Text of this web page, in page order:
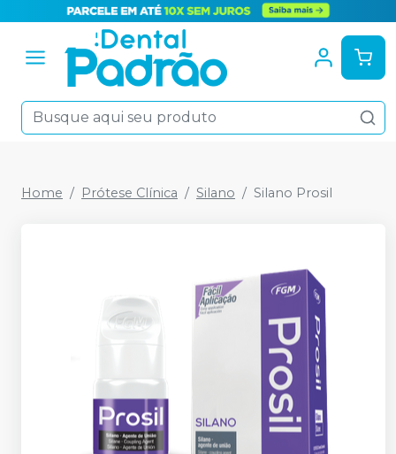
Home Prótese Clínica Silano Silano Prosil